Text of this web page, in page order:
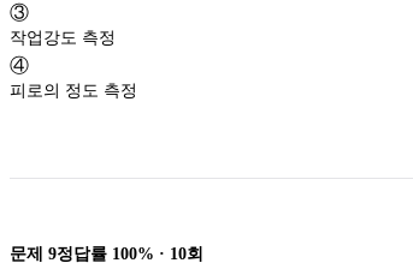
③
작업강도 측정
④
피로의 정도 측정
문제 9정답률 100% · 10회